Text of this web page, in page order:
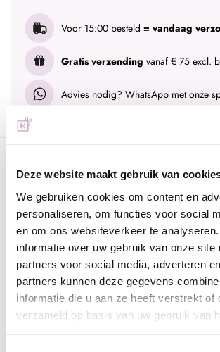
Deze website maakt gebruik van
We gebruiken cookies om content en
personaliseren, om functies voor social
en om ons websiteverkeer te
informatie over uw gebruik van onze site
partners voor social media, adverteren
partners kunnen deze gegevens
informatie die u aan ze heeft verstrekt of
verzameld op basis van uw gebruik van
Voor 15:00 besteld = vandaag
Gratis verzending vanaf € 75 excl.
Advies nodig? WhatsApp met onze
Omschrijving
Urban Nails Chrome Pigment
Prachtige pigmenten om het mooiste chrome
verkrijgen. Chromedesigns zijn helemaal hot
heeft een prachtige collectie. Lees
doorloop de volgende stappen voor het
Werkwijze voor mooiste chrome-effect
- Maak een gekleurde basis (meestal zwart);